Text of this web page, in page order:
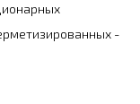
-